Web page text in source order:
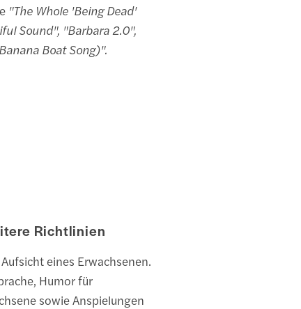
"The Whole 'Being Dead'
Sound", "Barbara 2.0",
Boat Song)".
Richtlinien
eines Erwachsenen.
Humor für
sowie Anspielungen